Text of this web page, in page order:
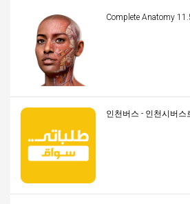
Complete Anatomy
인천버스 - 인천시버스